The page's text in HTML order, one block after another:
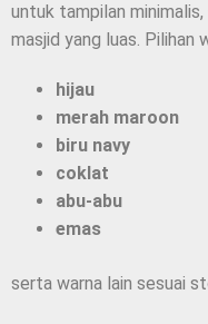
untuk tampilan
masjid yang luas. Pilihan
hijau
merah maroon
biru navy
coklat
abu-abu
emas
serta warna lain sesuai